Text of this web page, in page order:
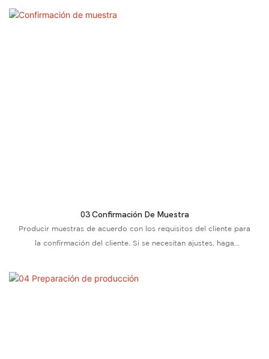
03 Confirmación De Muestra
Producir muestras de acuerdo con los requisitos del cliente para
la confirmación del cliente. Si se necesitan ajustes, haga